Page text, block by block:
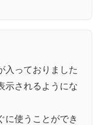
入っておりました
示されるようにな
に使うことができ